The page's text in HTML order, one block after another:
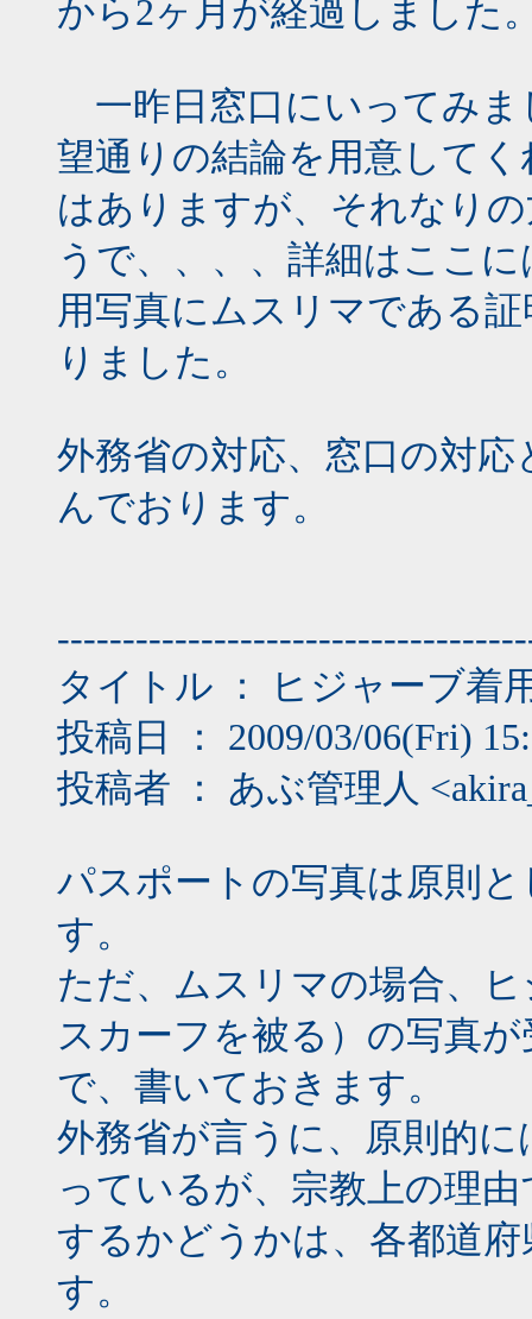
から2ヶ月が経過しました
一昨日窓口にいってみま
望通りの結論を用意して
はありますが、それなり
うで、、、、詳細はここ
用写真にムスリマである
りました。
外務省の対応、窓口の対
んでおります。
タイトル ： ヒジャーブ着
投稿日 ： 2009/03/06(Fri)
投稿者 ： あぶ管理人
パスポートの写真は原則
す。
ただ、ムスリマの場合、
スカーフを被る）の写真
で、書いておきます。
外務省が言うに、原則的
っているが、宗教上の理
するかどうかは、各都道
す。